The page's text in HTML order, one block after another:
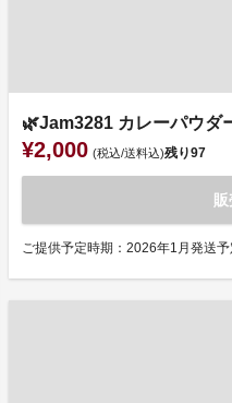
🌿Jam3281 カレーパウダ
¥2,000 (税込/送料込)残り97
ご提供予定時期：2026年1月発送予